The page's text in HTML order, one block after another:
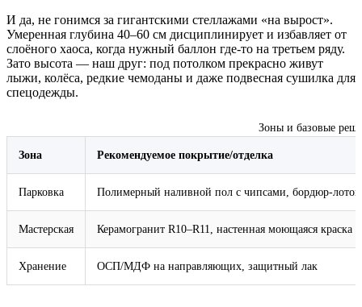
И да, не гонимся за гигантскими стеллажами «на вырост».
Умеренная глубина 40–60 см дисциплинирует и избавляет от
слоёного хаоса, когда нужный баллон где‑то на третьем ряду.
Зато высота — наш друг: под потолком прекрасно живут
лыжи, колёса, редкие чемоданы и даже подвесная сушилка для
спецодежды.
Зоны и базовые
Зона Рекомендуемое покрытие/отделка
Парковка Полимерный наливной пол с чипсами, бордюр‑лоток
Мастерская Керамогранит R10–R11, настенная моющаяся краска
Хранение ОСП/МДФ на направляющих, защитный лак